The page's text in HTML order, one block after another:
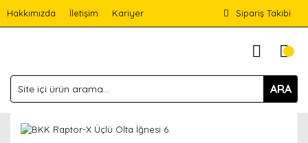
Hakkımızda İletişim Kariyer Sipariş Takibi
ARA